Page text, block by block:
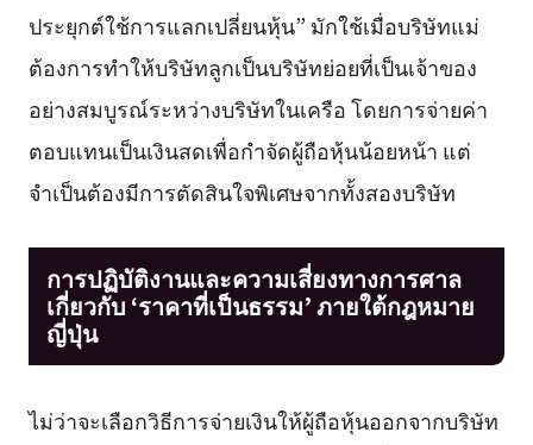
ประยุกต์ใช้การแลกเปลี่ยนหุ้น” มักใช้เมื่อบริษัทแม่
ต้องการทำให้บริษัทลูกเป็นบริษัทย่อยที่เป็นเจ้าของ
อย่างสมบูรณ์ระหว่างบริษัทในเครือ โดยการจ่ายค่า
ตอบแทนเป็นเงินสดเพื่อกำจัดผู้ถือหุ้นน้อยหน้า แต่
จำเป็นต้องมีการตัดสินใจพิเศษจากทั้งสองบริษัท
การปฏิบัติงานและความเสี่ยงทางการศาล
เกี่ยวกับ ‘ราคาที่เป็นธรรม’ ภายใต้กฎหมาย
ญี่ปุ่น
ไม่ว่าจะเลือกวิธีการจ่ายเงินให้ผู้ถือหุ้นออกจากบริษัท